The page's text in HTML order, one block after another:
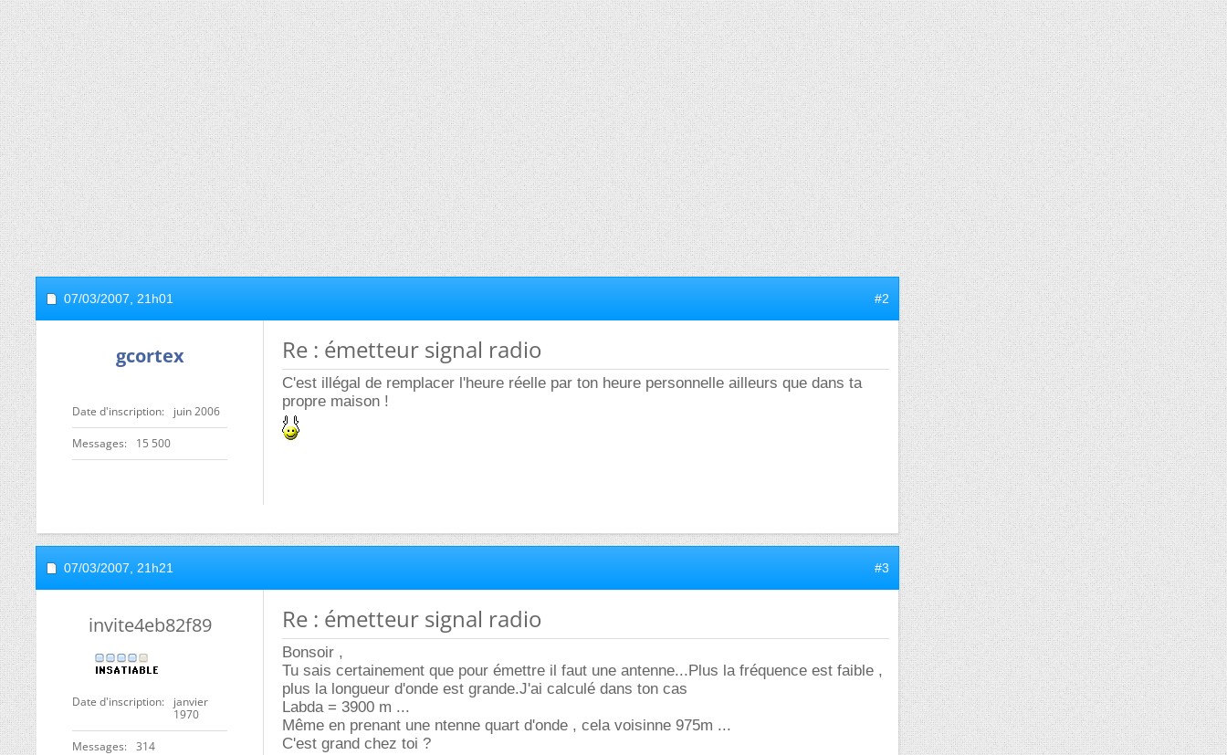
07/03/2007, 21h01 #2
gcortex
Date d'inscription juin 2006
Messages 15 500
Re : émetteur signal radio
C'est illégal de remplacer l'heure réelle par ton heure personnelle ailleurs que dans ta
propre maison !
07/03/2007, 21h21 #3
invite4eb82f89
Date d'inscription
janvier
1970
Messages 314
Re : émetteur signal radio
Bonsoir ,
Tu sais certainement que pour émettre il faut une antenne...Plus la fréquence est faible ,
plus la longueur d'onde est grande.J'ai calculé dans ton cas
Labda = 3900 m ...
Même en prenant une ntenne quart d'onde , cela voisinne 975m ...
C'est grand chez toi ?